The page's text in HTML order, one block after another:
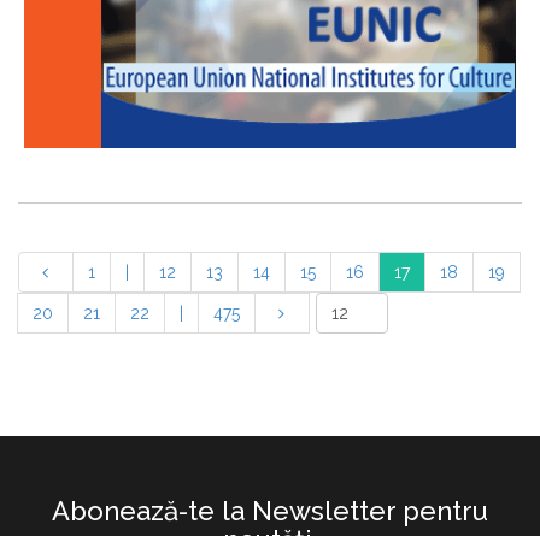
1 12 13 14 15 16 17 18 19
20 21 22 475
Abonează-te la Newsletter pentru